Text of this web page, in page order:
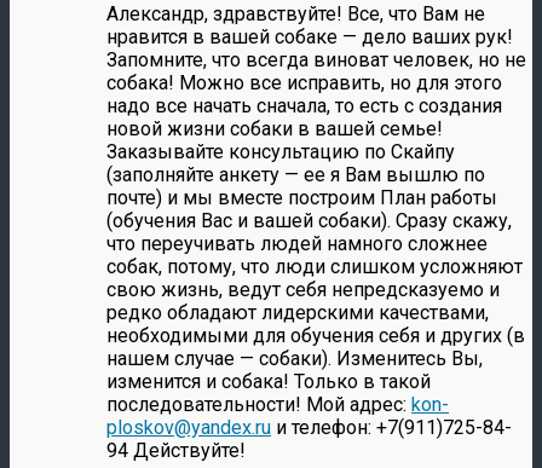
Александр, здравствуйте! Все, что Вам не
нравится в вашей собаке — дело ваших рук!
Запомните, что всегда виноват человек, но не
собака! Можно все исправить, но для этого
надо все начать сначала, то есть с создания
новой жизни собаки в вашей семье!
Заказывайте консультацию по Скайпу
(заполняйте анкету — ее я Вам вышлю по
почте) и мы вместе построим План работы
(обучения Вас и вашей собаки). Сразу скажу,
что переучивать людей намного сложнее
собак, потому, что люди слишком усложняют
свою жизнь, ведут себя непредсказуемо и
редко обладают лидерскими качествами,
необходимыми для обучения себя и других (в
нашем случае — собаки). Изменитесь Вы,
изменится и собака! Только в такой
последовательности! Мой адрес: kon-
ploskov@yandex.ru и телефон: +7(911)725-84-
94 Действуйте!